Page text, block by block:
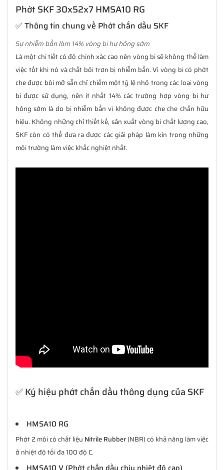
Phớt SKF 30x52x7 HMSA10 RG
✅ Thông tin chung về Phớt chắn dầu SKF
Sự nhiễm bẩn làm 14% vòng bi hư hỏng sớm
Là một chi tiết có độ chính xác cao nên vòng bi sẽ không thể làm
việc tốt khi nó và chất bôi trơn bị nhiễm bẩn. Vì vòng bi có phớt
che được bôi mỡ sẵn chỉ chiếm một tỷ lệ nhỏ trong các loại vòng
bi được sử dụng, nên ít nhất 14% các trường hợp vòng bi hư
hỏng sớm là do bị nhiễm bẩn vì không được che che chắn hữu
hiệu. Không những chỉ thiết kế, sản xuất vòng bi chất lượng cao,
SKF còn có thể đưa ra được các giải pháp làm kín trong những
môi trường làm việc khắc nghiệt nhất.
✅ Ký hiệu phớt chắn dầu thông dụng của SKF
HMSA10 RG
Phớt 2 môi có chất liệu Nitrile Rubber(NBR) có khả năng làm việc
ở nhiệt độ tối đa 100 độ C.